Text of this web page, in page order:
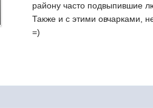
району часто подвыпившие
Также и с этими овчарками,
=)